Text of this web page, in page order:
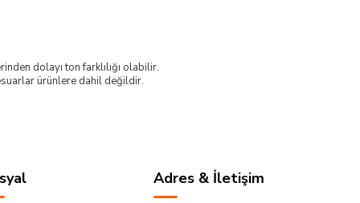
dolayı ton farklılığı olabilir.
ürünlere dahil değildir.
Adres & İletişim